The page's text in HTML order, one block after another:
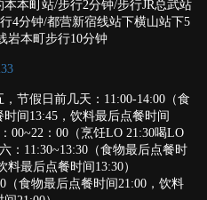
本本町站/步行2分钟/步行JR总武站
4分钟/都营新宿线站下横山站下5
岩本町步行10分钟
，节假日前几天：11:00-14:00（食
间13:45，饮料最后点餐时间
00~22：00（烹饪LO 21:30喝LO
：11:30~13:30（食物最后点餐时
料最后点餐时间13:30）
（食物最后点餐时间21:00，饮料